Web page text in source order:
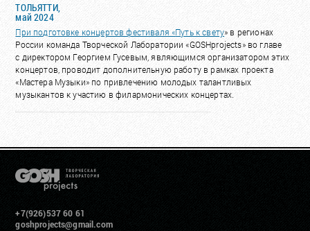
ТОЛЬЯТТИ,
май 2024
При подготовке концертов фестиваля «Путь к свету» в регионах
России команда Творческой Лаборатории «GOSHprojects» во главе
с директором Георгием Гусевым, являющимся организатором этих
концертов, проводит дополнительную работу в рамках проекта
«Мастера Музыки» по привлечению молодых талантливых
музыкантов к участию в филармонических концертах.
+7(926)537 60 61
goshprojects@gmail.com